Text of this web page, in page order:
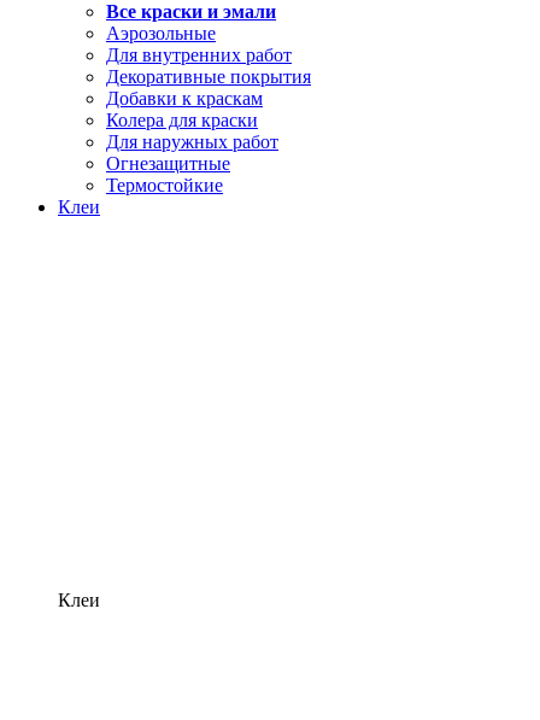
Все краски и эмали
Аэрозольные
Для внутренних работ
Декоративные покрытия
Добавки к краскам
Колера для краски
Для наружных работ
Огнезащитные
Термостойкие
Клеи
Клеи